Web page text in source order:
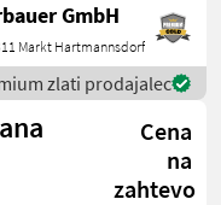
sofo
GmbH
Markt Hartmannsdorf
zlati prodajalec
Cena
na
zahtevo